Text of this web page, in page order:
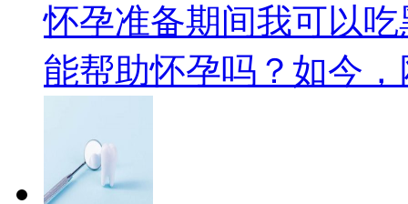
怀孕准备期间我可以
能帮助怀孕吗？如今，